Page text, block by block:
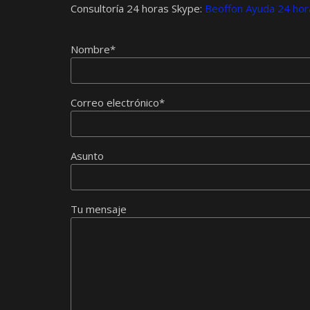
Consultoría 24 horas Skype: Beoffon Ayuda 24
Nombre*
Correo electrónico*
Asunto
Tu mensaje